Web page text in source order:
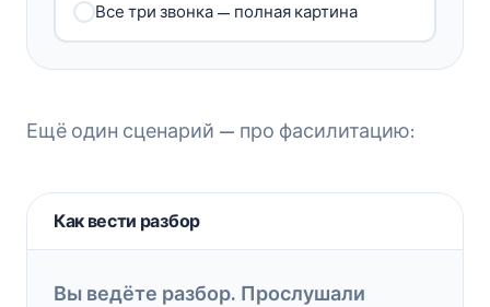
Все три звонка — полная картина
Ещё один сценарий — про фасилитацию:
Как вести разбор
Вы ведёте разбор. Прослушали